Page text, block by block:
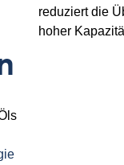
reduziert die
hoher